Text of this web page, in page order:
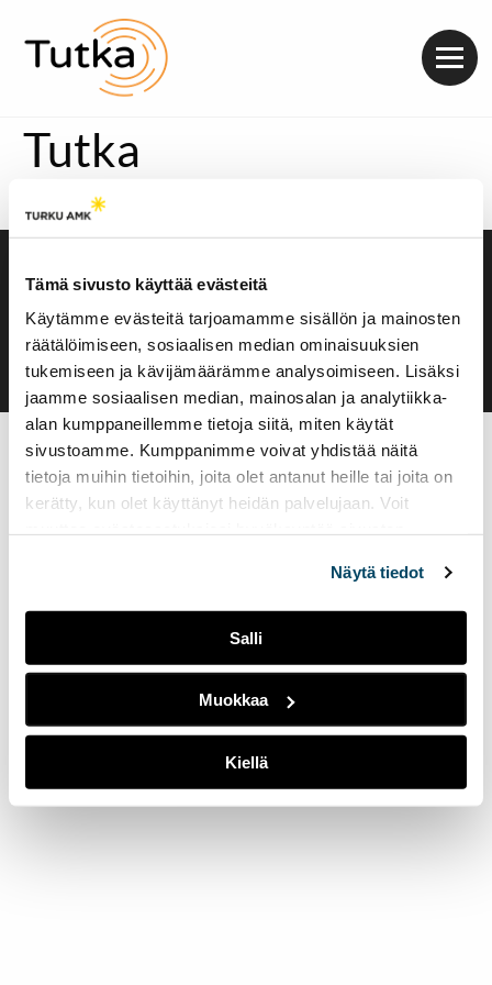
Tämä sivusto käyttää evästeitä
Käytämme evästeitä tarjoamamme sisällön ja mainosten
räätälöimiseen, sosiaalisen median ominaisuuksien
tukemiseen ja kävijämäärämme analysoimiseen. Lisäksi
jaamme sosiaalisen median, mainosalan ja analytiikka-
alan kumppaneillemme tietoja siitä, miten käytät
sivustoamme. Kumppanimme voivat yhdistää näitä
tietoja muihin tietoihin, joita olet antanut heille tai joita on
kerätty, kun olet käyttänyt heidän palvelujaan. Voit
Näytä tiedot
Salli
Muokkaa
Kiellä
Tutka
Kuvareportaasiin pääset täältä.
Saavutettavuusseloste
Evästeasetukset